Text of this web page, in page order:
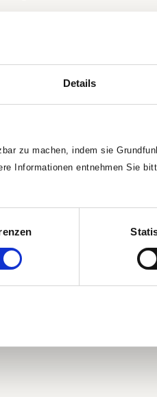
Details
zu machen, indem sie
Informationen entnehmen Sie
oder anderen Angst.
vorstellen.
Welt erlaube, um mich
Fall eine Blase
zu setzen“. Und weil wir
angstgeprägtes, von Gott
ihn und die Tage herum
„Rolltreppen“,
Schritte machst. So in
wenn doch, wäre das
wollen. Die neue Zeit rennt